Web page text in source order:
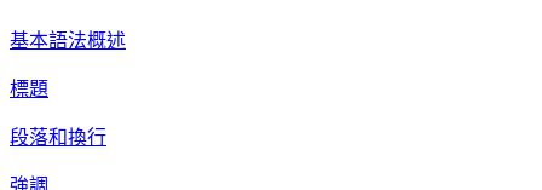
基本語法概述
標題
段落和換行